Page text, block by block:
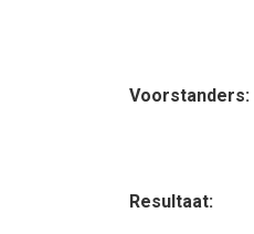
Voorstanders:
Resultaat: